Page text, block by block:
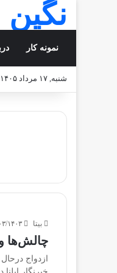
نگین
نمونه کار
شنبه, ۱۷ مرداد ۱۴۰۵
بیتا ۲۲/۰۳/
چالش‌ها
ازدواج